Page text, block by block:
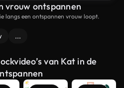
vrouw ontspannen
langs een ontspannen vrouw loopt.
...
van Kat in de